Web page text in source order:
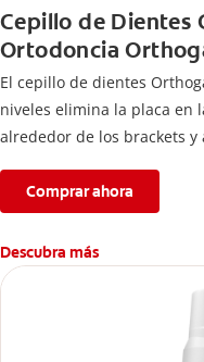
Cepillo de Dientes
Ortodoncia
El cepillo de dientes
niveles elimina la placa en
alrededor de los brackets y
Comprar ahora
Descubra más